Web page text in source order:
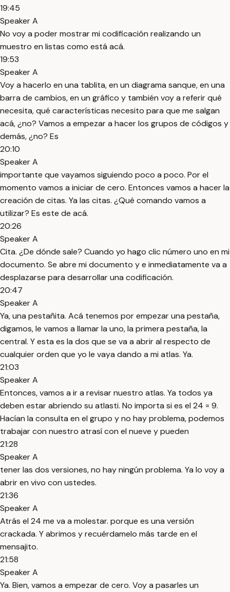
19:45
Speaker A
No voy a poder mostrar mi codificación realizando un
muestro en listas como está acá.
19:53
Speaker A
Voy a hacerlo en una tablita, en un diagrama sanque, en una
barra de cambios, en un gráfico y también voy a referir qué
necesita, qué características necesito para que me salgan
acá, ¿no? Vamos a empezar a hacer los grupos de códigos y
demás, ¿no? Es
20:10
Speaker A
importante que vayamos siguiendo poco a poco. Por el
momento vamos a iniciar de cero. Entonces vamos a hacer la
creación de citas. Ya las citas. ¿Qué comando vamos a
utilizar? Es este de acá.
20:26
Speaker A
Cita. ¿De dónde sale? Cuando yo hago clic número uno en mi
documento. Se abre mi documento y e inmediatamente va a
desplazarse para desarrollar una codificación.
20:47
Speaker A
Ya, una pestañita. Acá tenemos por empezar una pestaña,
digamos, le vamos a llamar la uno, la primera pestaña, la
central. Y esta es la dos que se va a abrir al respecto de
cualquier orden que yo le vaya dando a mi atlas. Ya.
21:03
Speaker A
Entonces, vamos a ir a revisar nuestro atlas. Ya todos ya
deben estar abriendo su atlasti. No importa si es el 24 = 9.
Hacían la consulta en el grupo y no hay problema, podemos
trabajar con nuestro atrasí con el nueve y pueden
21:28
Speaker A
tener las dos versiones, no hay ningún problema. Ya lo voy a
abrir en vivo con ustedes.
21:36
Speaker A
Atrás el 24 me va a molestar. porque es una versión
crackada. Y abrimos y recuérdamelo más tarde en el
mensajito.
21:58
Speaker A
Ya. Bien, vamos a empezar de cero. Voy a pasarles un